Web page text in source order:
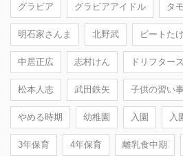
グラビア グラビアアイドル タ
明石家さんま 北野武 ビートた
中居正広 志村けん ドリフター
松本人志 武田鉄矢 子供の習い
やめる時期 幼稚園 入園 入
3年保育 4年保育 離乳食中期